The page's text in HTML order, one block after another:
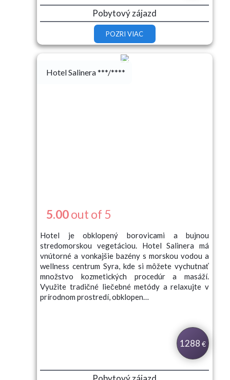
Pobytový zájazd
POZRI VIAC
Hotel Salinera ***/****
5.00out of 5
Hotel je obklopený borovicami a bujnou
stredomorskou vegetáciou. Hotel Salinera má
vnútorné a vonkajšie bazény s morskou vodou a
wellness centrum Syra, kde si môžete vychutnať
množstvo kozmetických procedúr a masáží.
Využite tradičné liečebné metódy a relaxujte v
prírodnom prostredí, obklopen…
1288 €